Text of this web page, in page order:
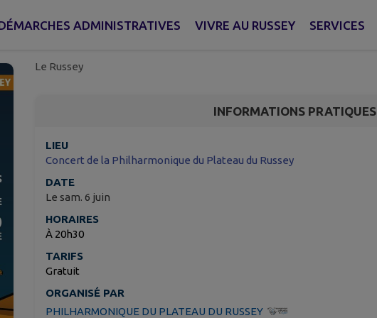
ADMINISTRATIVES VIVRE AU RUSSEY SERVICES
du Russey
Le Russey
INFORMATIONS PRATIQUES
LIEU
Concert de la Philharmonique du Plateau du Russey
DATE
Le sam. 6 juin
HORAIRES
À 20h30
TARIFS
Gratuit
ORGANISÉ PAR
PHILHARMONIQUE DU PLATEAU DU RUSSEY